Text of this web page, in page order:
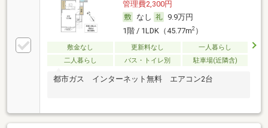
管理費2,300円
なし
9.9万円
1階 / 1LDK（45.77m2）
敷金なし 更新料なし
一人暮らし
二人暮らし
バス・トイレ別 駐車場(近隣含)
都市ガス インターネット無料 エアコン2台